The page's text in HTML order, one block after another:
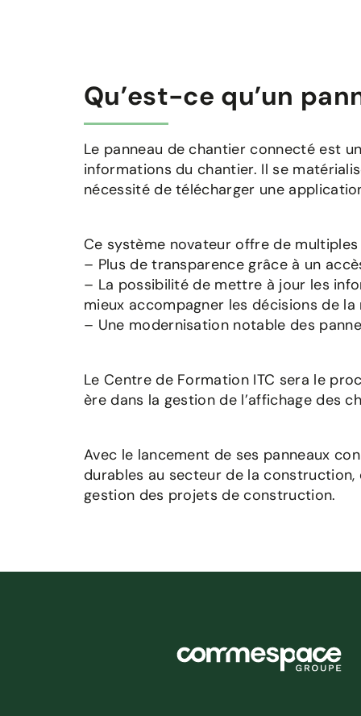
Qu’est-ce qu’un
Le panneau de chantier connecté est
informations du chantier. Il se
nécessité de télécharger une
Ce système novateur offre de multiples
– Plus de transparence grâce à un
– La possibilité de mettre à jour les
mieux accompagner les décisions de la
– Une modernisation notable des
Le Centre de Formation ITC sera le
ère dans la gestion de l’affichage des
Avec le lancement de ses panneaux
durables au secteur de la
gestion des projets de construction.